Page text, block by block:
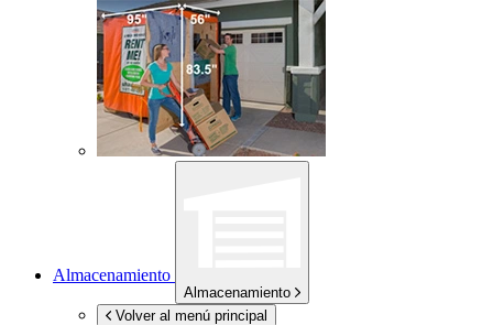
Almacenamiento
Almacenamiento
Volver al menú principal